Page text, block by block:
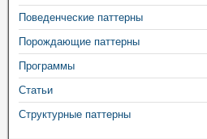
Поведенческие паттерны
Порождающие паттерны
Программы
Статьи
Структурные паттерны